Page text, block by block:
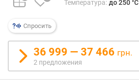
я
с
а
и
в
Спросить
Температура: до 250 °C
36 999 — 37 466 грн.
2 предложения